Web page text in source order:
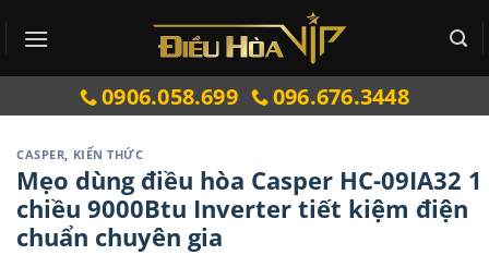
qua
0906.058.699 096.676.3448
CASPER, KIẾN THỨC
Mẹo dùng điều hòa Casper HC-09IA32 1
chiều 9000Btu Inverter tiết kiệm điện
chuẩn chuyên gia